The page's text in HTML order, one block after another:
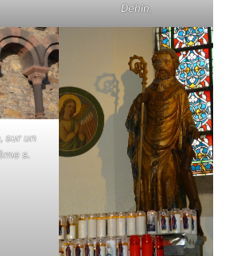
Dehin,
sur un
s.